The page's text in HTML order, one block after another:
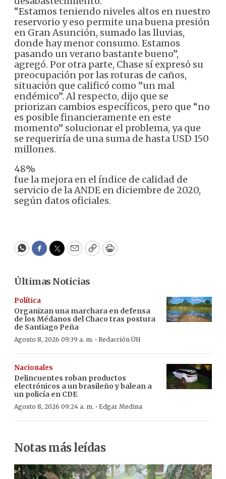
“Estamos teniendo niveles altos en nuestro
reservorio y eso permite una buena presión
en Gran Asunción, sumado las lluvias,
donde hay menor consumo. Estamos
pasando un verano bastante bueno”,
agregó. Por otra parte, Chase sí expresó su
preocupación por las roturas de caños,
situación que calificó como ”un mal
endémico”. Al respecto, dijo que se
priorizan cambios específicos, pero que “no
es posible financieramente en este
momento” solucionar el problema, ya que
se requeriría de una suma de hasta USD 150
millones.
48%
fue la mejora en el índice de calidad de
servicio de la ANDE en diciembre de 2020,
según datos oficiales.
WhatsApp
Facebook
Twitter
EmailCopyPrint
Últimas Noticias
Política
Organizan una marchara en defensa
de los Médanos del Chaco tras postura
de Santiago Peña
Agosto 8, 2026 09:39 a. m. · Redacción ÚH
Nacionales
Delincuentes roban productos
electrónicos a un brasileño y balean a
un policía en CDE
Agosto 8, 2026 09:24 a. m. · Edgar Medina
Notas más leídas